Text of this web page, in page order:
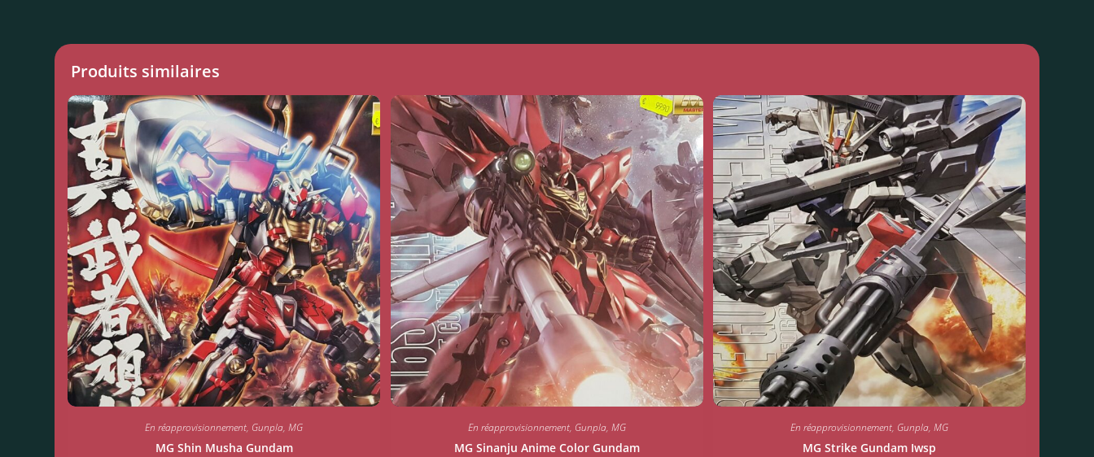
Produits similaires
En réapprovisionnement, Gunpla,MG
MG Shin Musha Gundam
En réapprovisionnement, Gunpla, MG
MG Sinanju Anime Color Gundam
En réapprovisionnement, Gunpla,MG
MG Strike Gundam Iwsp